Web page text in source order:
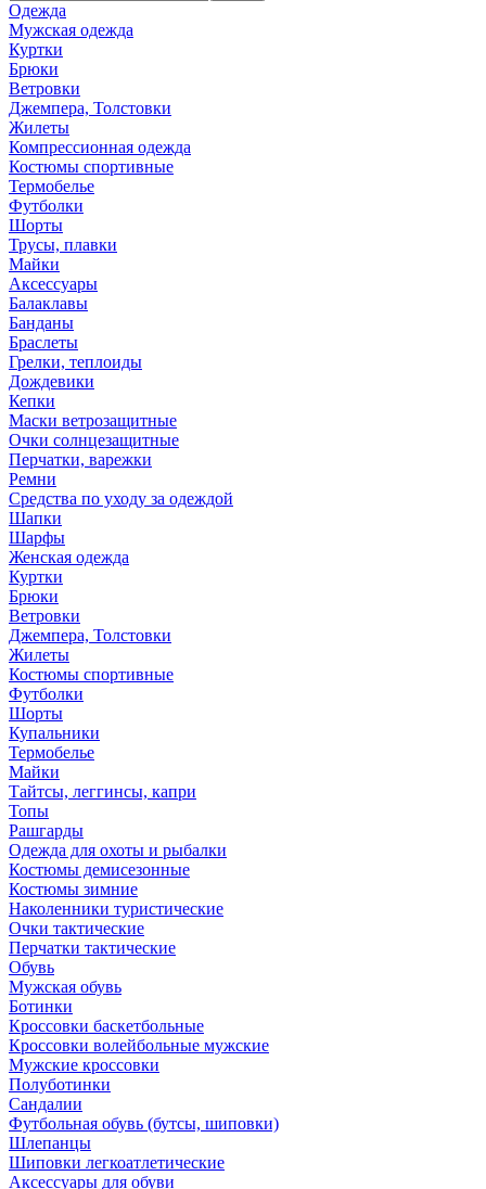
Одежда
Мужская одежда
Куртки
Брюки
Ветровки
Джемпера, Толстовки
Жилеты
Компрессионная одежда
Костюмы спортивные
Термобелье
Футболки
Шорты
Трусы, плавки
Майки
Аксессуары
Балаклавы
Банданы
Браслеты
Грелки, теплоиды
Дождевики
Кепки
Маски ветрозащитные
Очки солнцезащитные
Перчатки, варежки
Ремни
Средства по уходу за одеждой
Шапки
Шарфы
Женская одежда
Куртки
Брюки
Ветровки
Джемпера, Толстовки
Жилеты
Костюмы спортивные
Футболки
Шорты
Купальники
Термобелье
Майки
Тайтсы, леггинсы, капри
Топы
Рашгарды
Одежда для охоты и рыбалки
Костюмы демисезонные
Костюмы зимние
Наколенники туристические
Очки тактические
Перчатки тактические
Обувь
Мужская обувь
Ботинки
Кроссовки баскетбольные
Кроссовки волейбольные мужские
Мужские кроссовки
Полуботинки
Сандалии
Футбольная обувь (бутсы, шиповки)
Шлепанцы
Шиповки легкоатлетические
Аксессуары для обуви